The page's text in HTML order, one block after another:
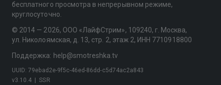
бесплатного просмотра в непрерывном режиме,
круглосуточно.
© 2014 — 2026, ООО «ЛайфСтрим», 109240, г. Москва,
ул. Николоямская, д. 13, стр. 2, этаж 2, ИНН 7710918800
Поддержка: help@smotreshka.tv
v3.10.4 SSR
UUID: 79ebad2e-9f5c-46ed-86dd-c5d74ac2a843